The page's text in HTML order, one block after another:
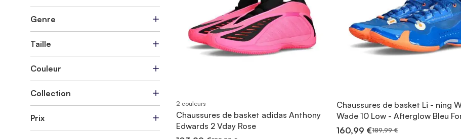
2 couleurs
Chaussures de basket adidas Anthony
Edwards 2 Vday Rose
Chaussures de basket Li - ning
Wade 10 Low - Afterglow Bleu
160,99 €189,99 €
Genre
Taille
Couleur
Collection
Prix